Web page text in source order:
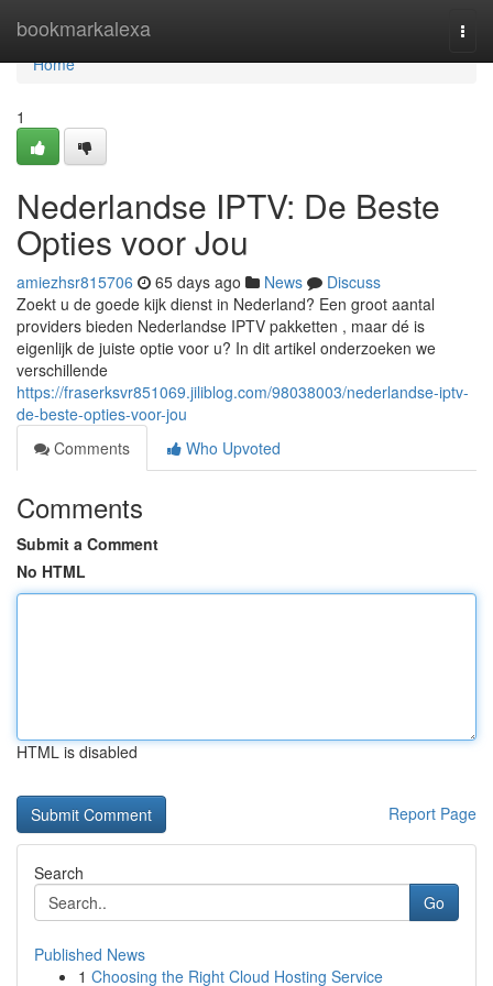
bookmarkalexa
Home
Home
1
Nederlandse IPTV: De Beste
Opties voor Jou
amiezhsr815706 65 days ago News
Discuss
Zoekt u de goede kijk dienst in Nederland? Een groot aantal
providers bieden Nederlandse IPTV pakketten , maar dé is
eigenlijk de juiste optie voor u? In dit artikel onderzoeken we
verschillende
https://fraserksvr851069.jiliblog.com/98038003/nederlandse-iptv-
de-beste-opties-voor-jou
Comments
Who Upvoted
Comments
Submit a Comment
No HTML
HTML is disabled
Report Page
Search
Go
Published News
1 Choosing the Right Cloud Hosting Service